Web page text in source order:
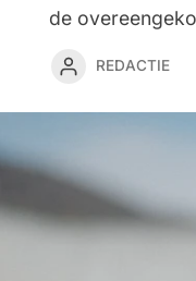
de
REDACTIE